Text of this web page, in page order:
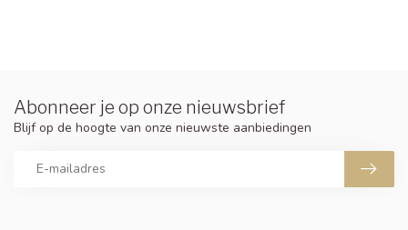
Abonneer je op onze nieuwsbrief
Blijf op de hoogte van onze nieuwste aanbiedingen